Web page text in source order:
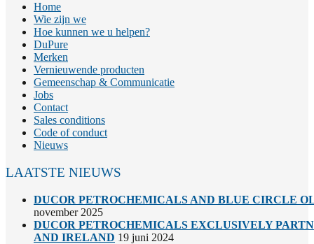
Home
Wie zijn we
Hoe kunnen we u helpen?
DuPure
Merken
Vernieuwende producten
Gemeenschap & Communicatie
Jobs
Contact
Sales conditions
Code of conduct
Nieuws
LAATSTE NIEUWS
DUCOR PETROCHEMICALS AND BLUE CIRCLE
november 2025
DUCOR PETROCHEMICALS EXCLUSIVELY
AND IRELAND 19 juni 2024